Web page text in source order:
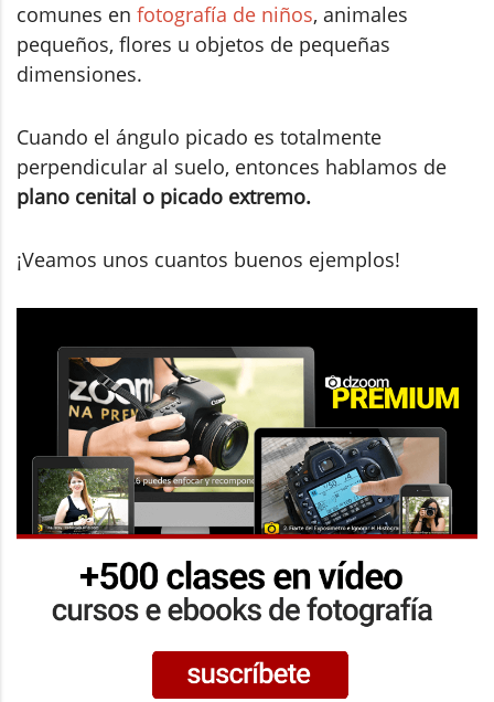
comunes en fotografía de niños, animales
pequeños, flores u objetos de pequeñas
dimensiones.
Cuando el ángulo picado es totalmente
perpendicular al suelo, entonces hablamos de
plano cenital o picado extremo.
¡Veamos unos cuantos buenos ejemplos!